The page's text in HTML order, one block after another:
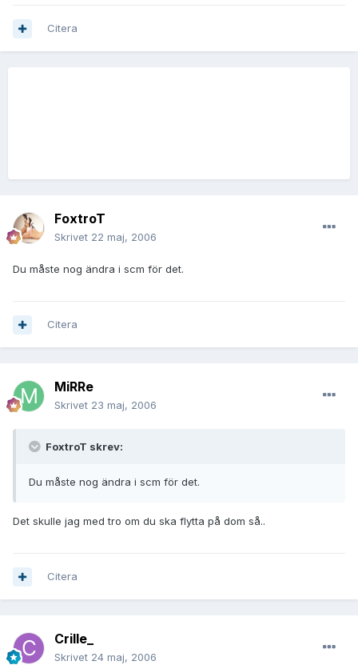
Citera
FoxtroT
Skrivet 22 maj, 2006
Du måste nog ändra i scm för det.
Citera
MiRRe
Skrivet 23 maj, 2006
FoxtroT skrev:
Du måste nog ändra i scm för det.
Det skulle jag med tro om du ska flytta på dom så..
Citera
Crille_
Skrivet 24 maj, 2006